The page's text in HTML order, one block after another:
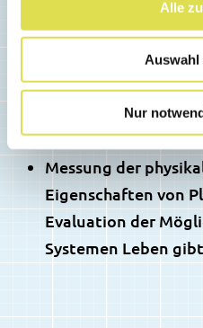
Alle
Auswahl
Nur
Beobachtung der
von den ersten
Planetensystemen.
Messung der
Eigenschaften von
Evaluation der
Systemen Leben